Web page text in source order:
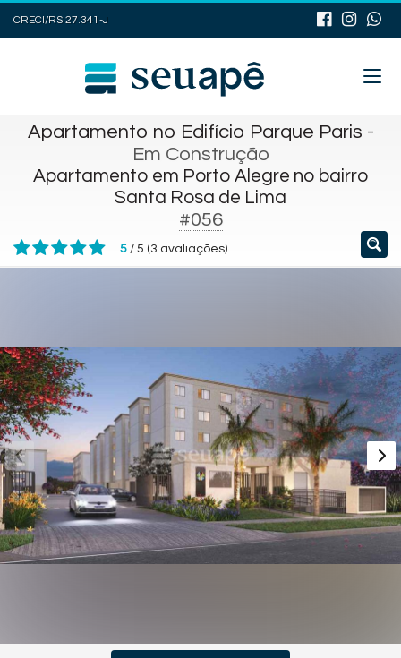
CRECI/RS 27.341-J
Apartamento no Edifício Parque Paris -
Em Construção
Apartamento em Porto Alegre no bairro
Santa Rosa de Lima
#056
5 / 5 (3 avaliações)